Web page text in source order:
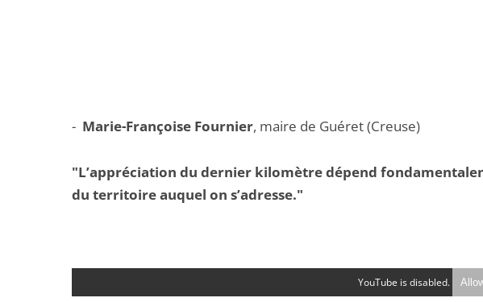
- Marie-Françoise Fournier, maire de Guéret (Creuse)
"L’appréciation du dernier kilomètre dépend
du territoire auquel on s’adresse."
YouTube is disabled.